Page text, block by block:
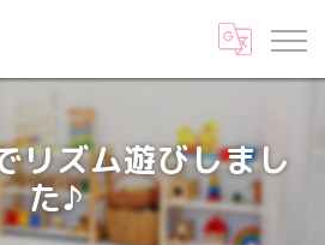
リズム遊びしまし
た♪